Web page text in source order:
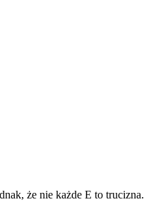
że nie każde E to trucizna.